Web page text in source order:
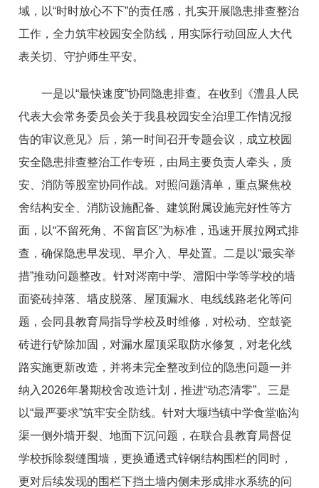
域，以“时时放心不下”的责任感，扎实开展隐患排查整治
工作，全力筑牢校园安全防线，用实际行动回应人大代
表关切
、守护师生平安。
一是以“最快速度”协同隐患排查。在收到《澧县人民
代表大会常务委员会关于我县校园安全治理工作情况报
告的审议意见》后，第一时间召开专题会议，成立校园
安全隐患排查整治工作专班，由局主要负责人牵头，质
安、消防等股室协同作战。对照问题清单，重点聚焦校
舍结构安全、消防设施配备、建筑附属设施完好性等方
面，以“不留死角、不留盲区”为标准，迅速开展拉网式排
查，确保隐患早发现、早介入、早处置。
二是以“最实举
措”推动问题整改。针对涔南中学、澧阳中学等学校的墙
面瓷砖掉落、墙皮脱落、屋顶漏水、电线线路老化等问
题，会同县教育局指导学校及时维修 ， 对松动、空鼓瓷
砖进行铲除加固，对漏水屋顶采取 防水修复，对老化线
路实施更新改造，并将未完全整改到位的隐患问题一并
纳入2026年暑期校舍改造计划，推进“动态清零”。 三是
以“最严要求”筑牢安全防线。针对大堰垱镇中学食堂临沟
渠一侧外墙开裂、地面下沉问题 ，在联合县教育局督促
学校拆除裂缝围墙，更换通透式锌钢结构围栏的同时 ，
更对后续发现的围栏下挡土墙内侧未形成排水系统的问